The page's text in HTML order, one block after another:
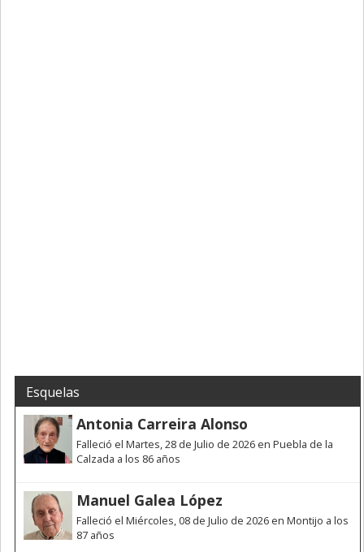
Esquelas
Antonia Carreira Alonso
Falleció el Martes, 28 de Julio de 2026 en Puebla de la
Calzada a los 86 años
Manuel Galea López
Falleció el Miércoles, 08 de Julio de 2026 en Montijo a los
87 años